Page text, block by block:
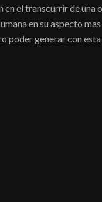
el transcurrir de una
en su aspecto
poder generar con